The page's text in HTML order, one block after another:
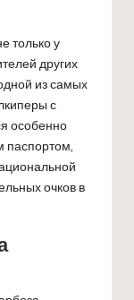
только у
других
из самых
с
особенно
паспортом,
очков в